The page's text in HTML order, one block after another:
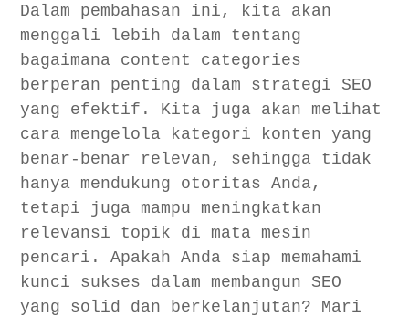
Teknik On-Page SEO
Optimasi Tag Judul dan Meta Deskripsi
Penggunaan Tag Heading yang Tepat
Kerapatan Kata Kunci dan Sinonimnya
Optimasi Off-Page SEO
Link Building dan Backlink Berkualitas
Beberapa strategi untuk membangun backlink
berkualitas meliputi:
Keterlibatan Sosial Media
Strategi untuk keterlibatan media sosial meliputi:
Analisis dan Penilaian Kinerja SEO
Menggunakan Google Analytics
Dalam pembahasan ini, kita akan
menggali lebih dalam tentang
bagaimana content categories
berperan penting dalam strategi SEO
yang efektif. Kita juga akan melihat
cara mengelola kategori konten yang
benar-benar relevan, sehingga tidak
hanya mendukung otoritas Anda,
tetapi juga mampu meningkatkan
relevansi topik di mata mesin
pencari. Apakah Anda siap memahami
kunci sukses dalam membangun SEO
yang solid dan berkelanjutan? Mari